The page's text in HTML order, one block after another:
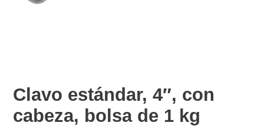
Clavo estándar, 4″, con
cabeza, bolsa de 1 kg